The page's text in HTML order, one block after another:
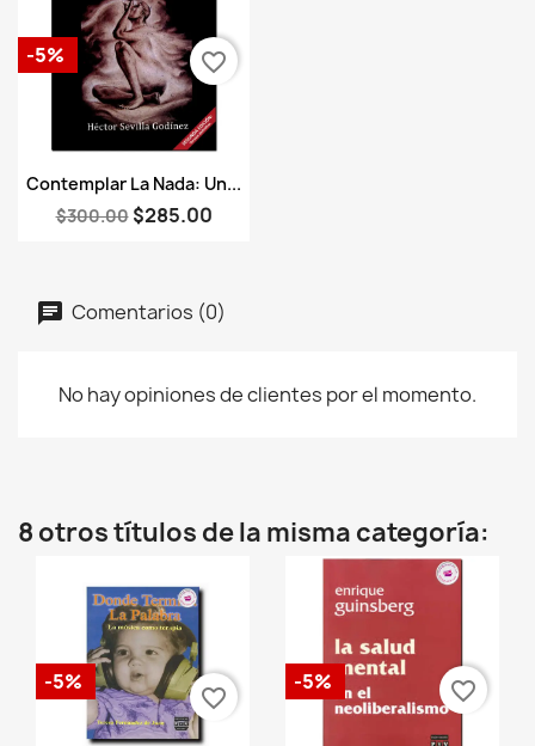
Vista rápida
Contemplar La Nada: Un...
$300.00 $285.00
-5% favorite_border
Comentarios (0)
No hay opiniones de clientes por el momento.
8 otros títulos de la misma categoría:
-5%
favorite_border
-5% favorite_border